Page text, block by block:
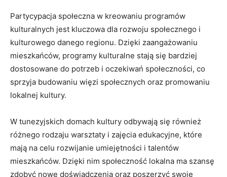
Partycypacja społeczna w kreowaniu programów
kulturalnych jest kluczowa dla rozwoju⁣ społecznego i
kulturowego danego regionu. Dzięki zaangażowaniu
mieszkańców, programy kulturalne stają się bardziej
dostosowane do potrzeb i oczekiwań społeczności, co
sprzyja⁣ budowaniu więzi społecznych oraz promowaniu
lokalnej kultury.
W tunezyjskich domach kultury odbywają się również
różnego rodzaju warsztaty i zajęcia edukacyjne, które⁤
mają na⁢ celu rozwijanie umiejętności‌ i talentów​
mieszkańców. Dzięki nim społeczność lokalna ma szansę
⁣zdobyć nowe doświadczenia oraz poszerzyć swoje